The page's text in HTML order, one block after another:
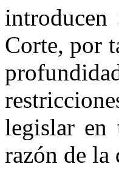
introducen
Corte, por
legislar en
razón de la